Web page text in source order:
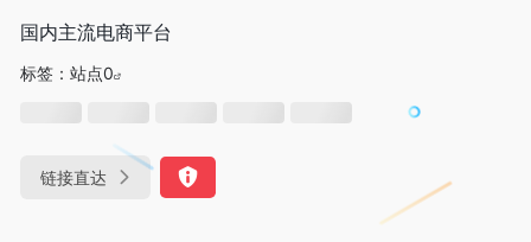
国内主流电商平台
标签： 站点0
链接直达